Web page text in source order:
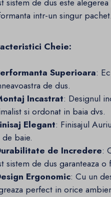
sistem de dus este
intr-un singur pachet.
Cheie:
Superioara:
de dus.
Incastrat: Designul
si ordonat in baia dvs.
Elegant: Finisajul
baie.
de Incredere:
sistem de dus garanteaza
Ergonomic: Cu un
perfect in orice